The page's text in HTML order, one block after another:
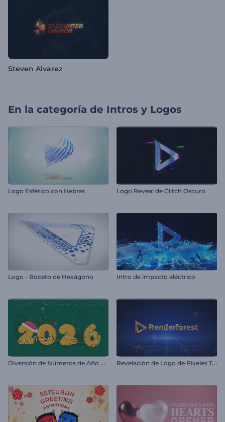
Steven Alvarez
En la categoría de Intros y Logos
Logo Esférico con Hebras Logo Reveal de Glitch Oscuro
Logo - Boceto de Hexágono Intro de impacto eléctrico
D
iversión de Números de Año Nuevo R
evelación de Logo de Píxeles Tecnológicos